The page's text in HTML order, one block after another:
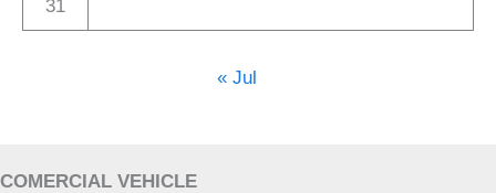
31
« Jul
COMERCIAL VEHICLE